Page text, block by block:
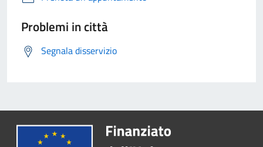
Problemi in città
Segnala disservizio